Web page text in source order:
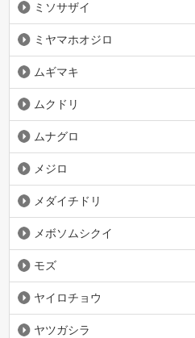
ミソサザイ
ミヤマホオジロ
ムギマキ
ムクドリ
ムナグロ
メジロ
メダイチドリ
メボソムシクイ
モズ
ヤイロチョウ
ヤツガシラ